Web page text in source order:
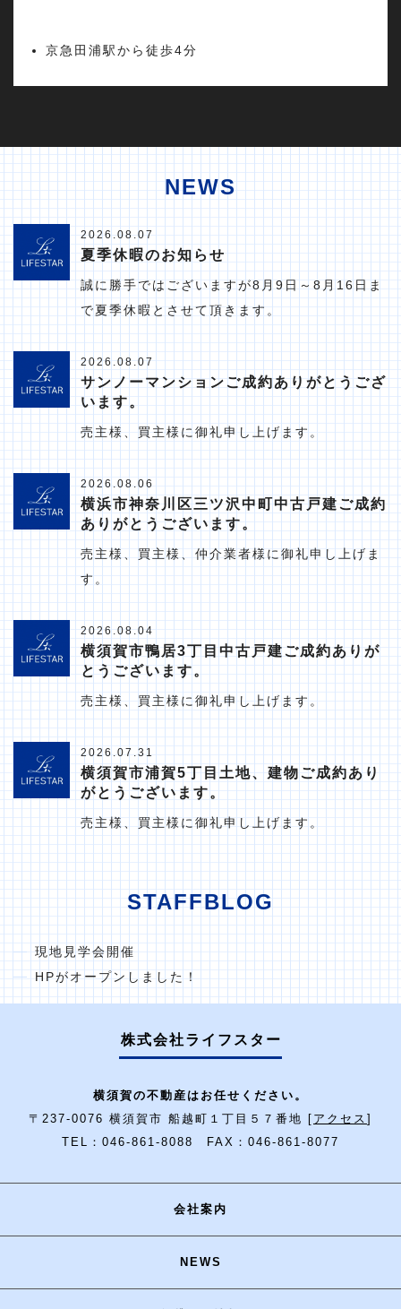
京急田浦駅から徒歩4分
NEWS
2026.08.07
夏季休暇のお知らせ
誠に勝手ではございますが8月9日～8月16日ま
で夏季休暇とさせて頂きます。
2026.08.07
サンノーマンションご成約ありがとうござ
います。
売主様、買主様に御礼申し上げます。
2026.08.06
横浜市神奈川区三ツ沢中町中古戸建ご成約
ありがとうございます。
売主様、買主様、仲介業者様に御礼申し上げま
す。
2026.08.04
横須賀市鴨居3丁目中古戸建ご成約ありが
とうございます。
売主様、買主様に御礼申し上げます。
2026.07.31
横須賀市浦賀5丁目土地、建物ご成約あり
がとうございます。
売主様、買主様に御礼申し上げます。
STAFFBLOG
現地見学会開催
HPがオープンしました！
株式会社ライフスター
横須賀の不動産はお任せください。
〒237-0076 横須賀市 船越町１丁目５７番地 [ アクセス ]
TEL：046-861-8088 FAX：046-861-8077
会社案内
NEWS